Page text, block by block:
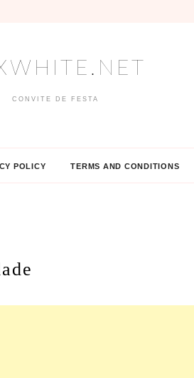
CONVITE DE FESTA
POLICY TERMS AND CONDITIONS